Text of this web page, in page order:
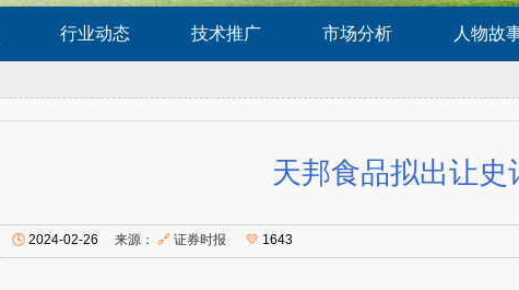
行业动态 技术推广 市场分析 人物故
天邦食品拟出让史
🕓 2024-02-26 来源： 🔗 证券时报 💛 1643